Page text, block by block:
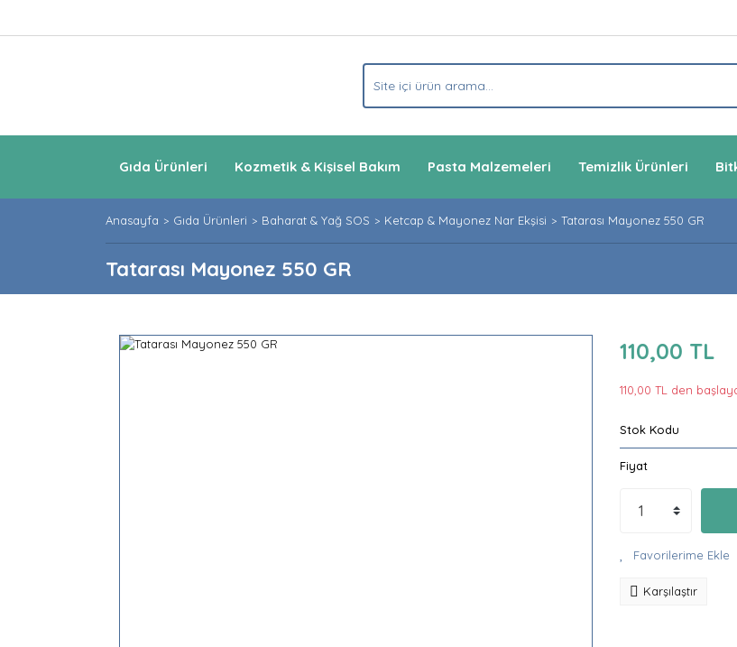
Gıda Ürünleri Kozmetik & Kişisel Bakım Pasta Malzemeleri Temizlik Ürünleri
Anasayfa Gıda Ürünleri Baharat & Yağ SOS Ketcap & Mayonez Nar Ekşisi Tatarası Mayonez 550 GR
Tatarası Mayonez 550 GR
110,00 TL
110,00 TL den
Stok Kodu
Fiyat
Karşılaştır